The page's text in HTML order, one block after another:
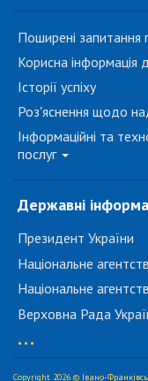
Поширені запитання
Корисна інформація
Історії успіху
Роз'яснення щодо
Інформаційні та
послуг
Державні
Президент України
Національне
Національне
Верховна Рада
...
Copyright 2026 © Івано-